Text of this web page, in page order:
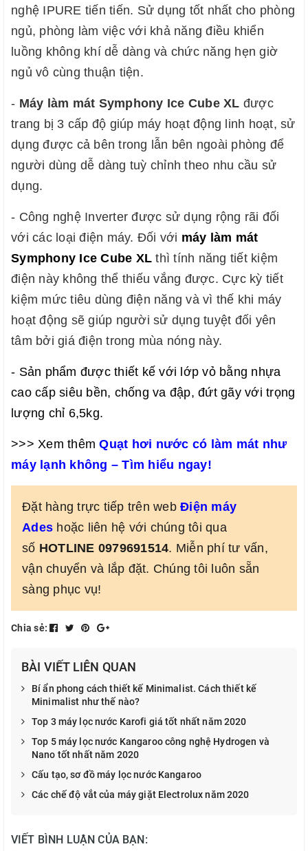
nghệ IPURE tiến tiến. Sử dụng tốt nhất cho phòng
ngủ, phòng làm việc với khả năng điều khiển
luồng không khí dễ dàng và chức năng hẹn giờ
ngủ vô cùng thuận tiện.
- Máy làm mát Symphony Ice Cube XL được
trang bị 3 cấp độ giúp máy hoạt động linh hoạt, sử
dụng được cả bên trong lẫn bên ngoài phòng để
người dùng dễ dàng tuỳ chỉnh theo nhu cầu sử
dụng.
- Công nghệ Inverter được sử dụng rộng rãi đối
với các loại điện máy. Đối với máy làm mát
Symphony Ice Cube XL thì tính năng tiết kiệm
điện này không thể thiếu vắng được. Cực kỳ tiết
kiệm mức tiêu dùng điện năng và vì thế khi máy
hoạt động sẽ giúp người sử dụng tuyệt đối yên
tâm bởi giá điện trong mùa nóng này.
- Sản phẩm được thiết kế với lớp vỏ bằng nhựa
cao cấp siêu bền, chống va đập, đứt gãy với trọng
lượng chỉ 6,5kg.
>>> Xem thêm Quạt hơi nước có làm mát như
máy lạnh không – Tìm hiểu ngay!
Đặt hàng trực tiếp trên web Điện máy
Ades hoặc liên hệ với chúng tôi qua
số HOTLINE 0979691514. Miễn phí tư vấn,
vận chuyển và lắp đặt. Chúng tôi luôn sẵn
sàng phục vụ!
Chia sẻ:
BÀI VIẾT LIÊN QUAN
Bí ẩn phong cách thiết kế Minimalist. Cách thiết kế
Minimalist như thế nào?
Top 3 máy lọc nước Karofi giá tốt nhất năm 2020
Top 5 máy lọc nước Kangaroo công nghệ Hydrogen và
Nano tốt nhất năm 2020
Cấu tạo, sơ đồ máy lọc nước Kangaroo
Các chế độ vắt của máy giặt Electrolux năm 2020
VIẾT BÌNH LUẬN CỦA BẠN: